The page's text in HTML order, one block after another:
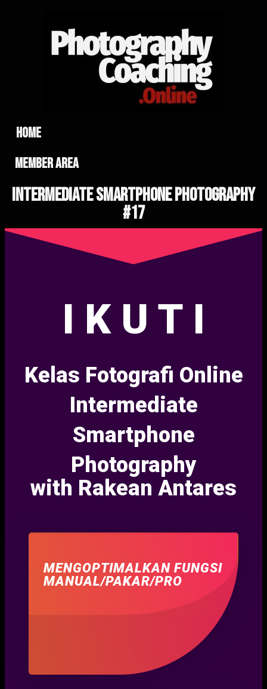
home
member area
Intermediate Smartphone Photography
#17
I K U T I
Kelas Fotografi Online
Intermediate
Smartphone
Photography
with Rakean Antares
MENGOPTIMALKAN FUNGSI
MANUAL/PAKAR/PRO